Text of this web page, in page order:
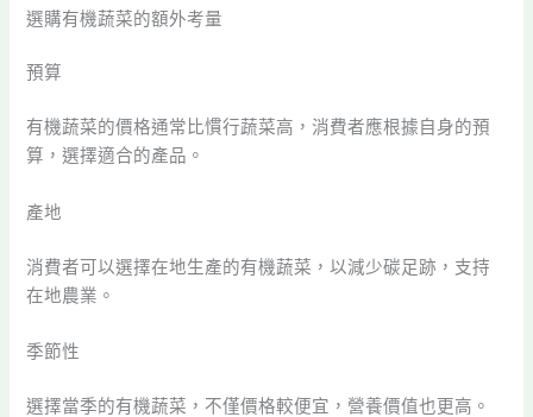
選購有機蔬菜的額外考量
預算
有機蔬菜的價格通常比慣行蔬菜高，消費者應根據自身的預
算，選擇適合的產品。
產地
消費者可以選擇在地生產的有機蔬菜，以減少碳足跡，支持
在地農業。
季節性
選擇當季的有機蔬菜，不僅價格較便宜，營養價值也更高。